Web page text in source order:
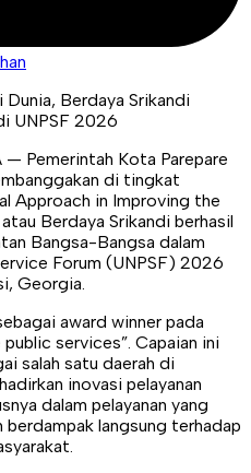
— Pemerintah Kota Parepare
di tingkat
Approach in Improving the
Berdaya Srikandi berhasil
Bangsa-Bangsa dalam
Forum (UNPSF) 2026
Georgia.
award winner pada
services”. Capaian ini
salah satu daerah di
inovasi pelayanan
dalam pelayanan yang
langsung terhadap